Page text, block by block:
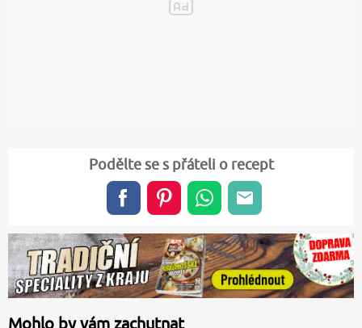
Podělte se s přáteli o recept
Mohlo by vám zachutnat